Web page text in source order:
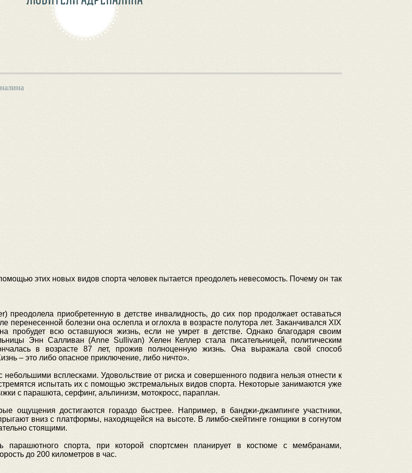
этих новых видов спорта человек пытается преодолеть невесомость. Почему он так
преодолела приобретенную в детстве инвалидность, до сих пор продолжает оставаться
перенесенной болезни она ослепла и оглохла в возрасте полутора лет. Заканчивался XIX
пробудет всю оставшуюся жизнь, если не умрет в детстве. Однако благодаря своим
Энн Салливан (Anne Sullivan) Хелен Келлер стала писательницей, политическим
в возрасте 87 лет, прожив полноценную жизнь. Она выражала свой способ
– это либо опасное приключение, либо ничто».
всплесками. Удовольствие от риска и совершенного подвига нельзя отнести к
испытать их с помощью экстремальных видов спорта. Некоторые занимаются уже
с парашюта, серфинг, альпинизм, мотокросс, параплан.
ощущения достигаются гораздо быстрее. Например, в банджи-джампинге участники,
вниз с платформы, находящейся на высоте. В лимбо-скейтинге гонщики в согнутом
стоящими.
парашютного спорта, при которой спортсмен планирует в костюме с мембранами,
до 200 километров в час.